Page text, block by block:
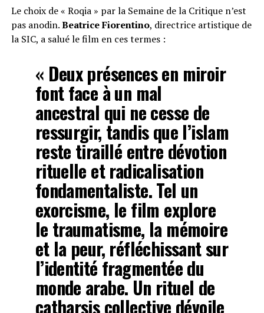
Le choix de « Roqia » par la Semaine de la Critique n’est
pas anodin.Beatrice Fiorentino, directrice artistique de
la SIC, a salué le film en ces termes :
« Deux présences en miroir
font face à un mal
ancestral qui ne cesse de
ressurgir, tandis que l’islam
reste tiraillé entre dévotion
rituelle et radicalisation
fondamentaliste. Tel un
exorcisme, le film explore
le traumatisme, la mémoire
et la peur, réfléchissant sur
l’identité fragmentée du
monde arabe. Un rituel de
catharsis collective dévoile